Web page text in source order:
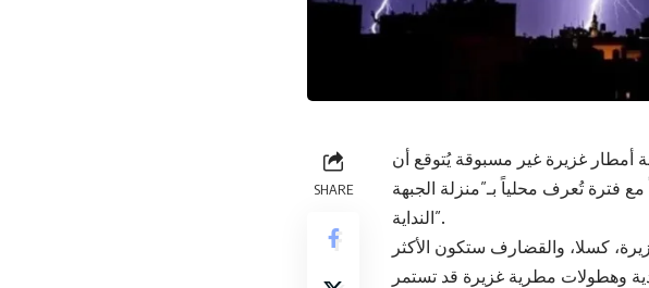
SHARE
أمطار غزيرة غير مسبوقة يُتوقع أن
فترة تُعرف محلياً بـ”منزلة الجبهة
النداية”.
كسلا، والقضارف ستكون الأكثر
وهطولات مطرية غزيرة قد تستمر